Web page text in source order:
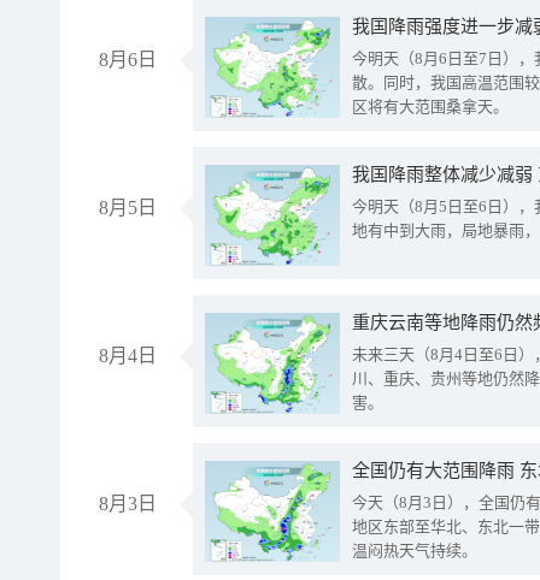
8月6日
今明天（8月6日至7日）
散。同时，我国高温范围
区将有大范围桑拿天。
8月5日
我国降雨整体减少减弱
今明天（8月5日至6日）
地有中到大雨，局地暴雨
8月4日
重庆云南等地降雨仍然
未来三天（8月4日至6日
川、重庆、贵州等地仍然
害。
8月3日
全国仍有大范围降雨
今天（8月3日），全国仍
地区东部至华北、东北一
温闷热天气持续。